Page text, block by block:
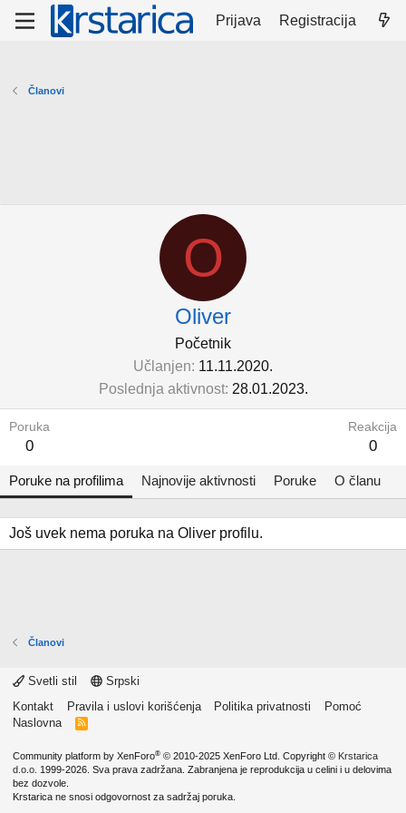
Prijava Registracija
Članovi
O
Oliver
Početnik
Učlanjen 11.11.2020.
Poslednja aktivnost 28.01.2023.
Poruka
0
Reakcija
0
Poruke na profilima Najnovije aktivnosti Poruke O članu
Još uvek nema poruka na Oliver profilu.
Članovi
Svetli stil
Srpski
Kontakt
Pravila i uslovi korišćenja Politika privatnosti
Pomoć
Naslovna
R
Community platform by XenForo® © 2010-2025 XenForo Ltd. Copyright © Krstarica
d.o.o. 1999-2026. Sva prava zadržana. Zabranjena je reprodukcija u celini i u delovima
bez dozvole.
Krstarica ne snosi odgovornost za sadržaj poruka.